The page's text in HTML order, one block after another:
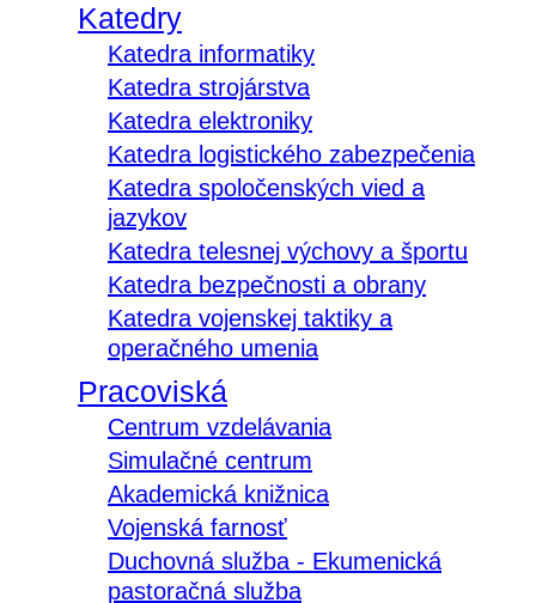
Katedry
Katedra informatiky
Katedra strojárstva
Katedra elektroniky
Katedra logistického zabezpečenia
Katedra spoločenských vied a
jazykov
Katedra telesnej výchovy a športu
Katedra bezpečnosti a obrany
Katedra vojenskej taktiky a
operačného umenia
Pracoviská
Centrum vzdelávania
Simulačné centrum
Akademická knižnica
Vojenská farnosť
Duchovná služba - Ekumenická
pastoračná služba